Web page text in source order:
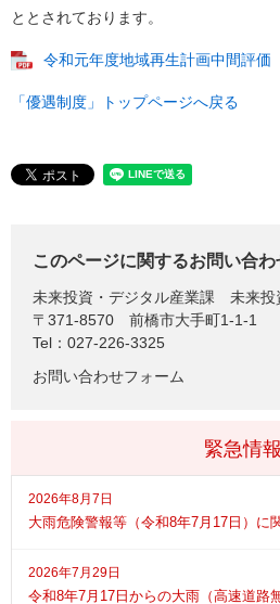
ととされております。
令和元年度地域再生計画中間評価
「優遇制度」トップページへ戻る
このページに関するお問い合わ
未来投資・デジタル産業課
未来投
〒371-8570
前橋市大手町1-1-1
Tel：027‐226-3325
お問い合わせフォーム
緊急情報
2026年8月7日
大雨危険警報等（令和8年7月17日）に
2026年7月29日
令和8年7月17日からの大雨（高速道路